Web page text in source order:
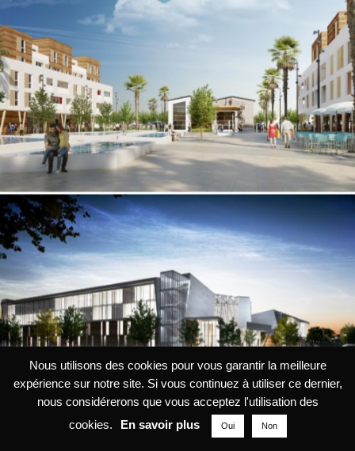
Nous utilisons des cookies pour vous garantir la meilleure
expérience sur notre site. Si vous continuez à utiliser ce dernier,
nous considérerons que vous acceptez l'utilisation des
cookies.
En savoir plus Oui Non